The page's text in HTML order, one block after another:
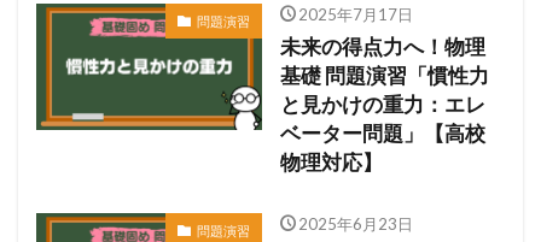
問題演習 2025年7月17日
未来の得点力へ！物理
基礎 問題演習「慣性力
と見かけの重力：エレ
ベーター問題」【高校
物理対応】
問題演習 2025年6月23日